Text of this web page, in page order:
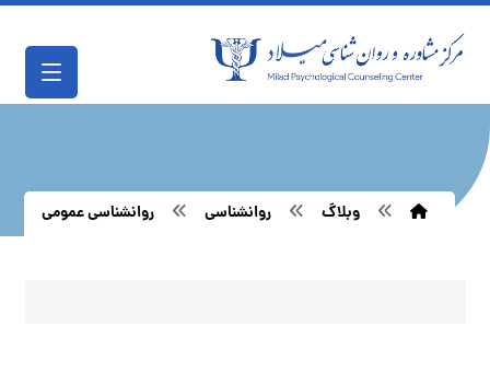
وبلاگ روانشناسی روانشناسی عمومی